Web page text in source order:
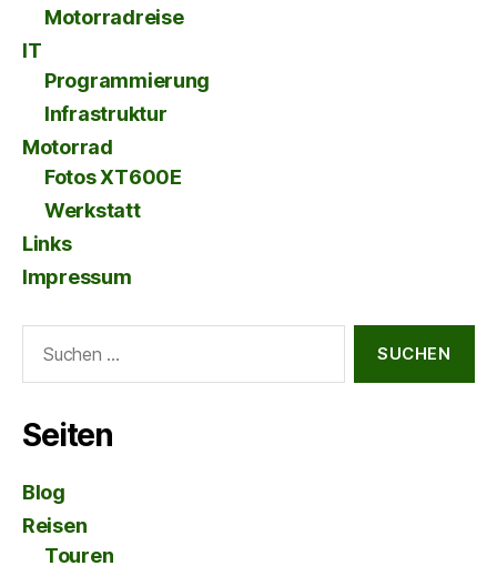
Motorradreise
IT
Programmierung
Infrastruktur
Motorrad
Fotos XT600E
Werkstatt
Links
Impressum
nach:
Seiten
Blog
Reisen
Touren